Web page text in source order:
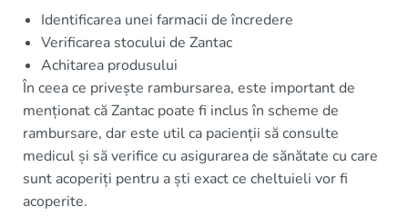
Identificarea unei farmacii de încredere
Verificarea stocului de Zantac
Achitarea produsului
În ceea ce privește rambursarea, este important de
menționat că Zantac poate fi inclus în scheme de
rambursare, dar este util ca pacienții să consulte
medicul și să verifice cu asigurarea de sănătate cu care
sunt acoperiți pentru a ști exact ce cheltuieli vor fi
acoperite.